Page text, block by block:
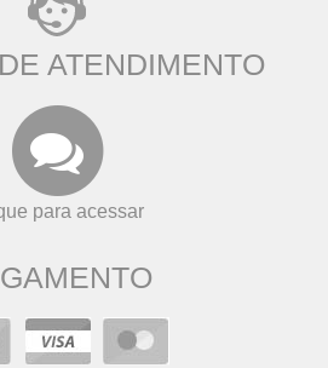
ATENDIMENTO
para acessar